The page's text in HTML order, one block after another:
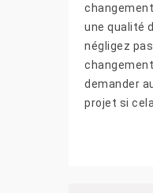
une qualité
négligez
demander
projet si